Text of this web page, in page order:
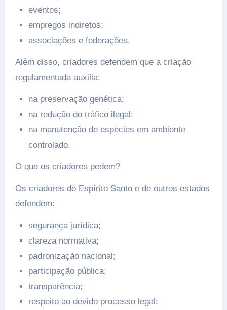
eventos;
empregos indiretos;
associações e federações.
Além disso, criadores defendem que a criação
regulamentada auxilia:
na preservação genética;
na redução do tráfico ilegal;
na manutenção de espécies em ambiente
controlado.
O que os criadores pedem?
Os criadores do Espírito Santo e de outros estados
defendem:
segurança jurídica;
clareza normativa;
padronização nacional;
participação pública;
transparência;
respeito ao devido processo legal;